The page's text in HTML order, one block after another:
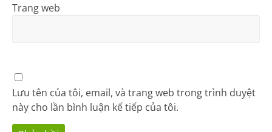
Trang web
Lưu tên của tôi, email, và trang web trong trình duyệt
này cho lần bình luận kế tiếp của tôi.